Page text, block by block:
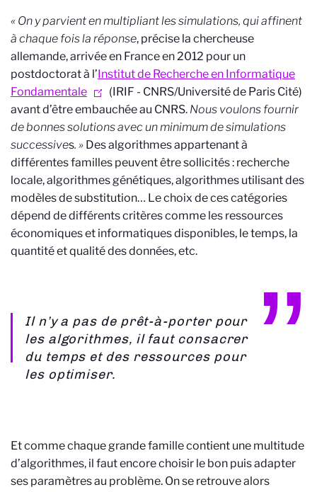
« On y parvient en multipliant les simulations, qui affinent
à chaque fois la réponse, précise la chercheuse
allemande, arrivée en France en 2012 pour un
postdoctorat à l’Institut de Recherche en Informatique
Fondamentale
(IRIF - CNRS/Université de Paris Cité)
avant d’être embauchée au CNRS. Nous voulons fournir
de bonnes solutions avec un minimum de simulations
successives. » Des algorithmes appartenant à
différentes familles peuvent être sollicités : recherche
locale, algorithmes génétiques, algorithmes utilisant des
modèles de substitution… Le choix de ces catégories
dépend de différents critères comme les ressources
économiques et informatiques disponibles, le temps, la
quantité et qualité des données, etc.
Il n’y a pas de prêt-à-porter pour
les algorithmes, il faut consacrer
du temps et des ressources pour
les optimiser.
Et comme chaque grande famille contient une multitude
d’algorithmes, il faut encore choisir le bon puis adapter
ses paramètres au problème. On se retrouve alors